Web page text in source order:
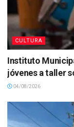
CULTURA
Instituto
jóvenes a taller
04/08/2026